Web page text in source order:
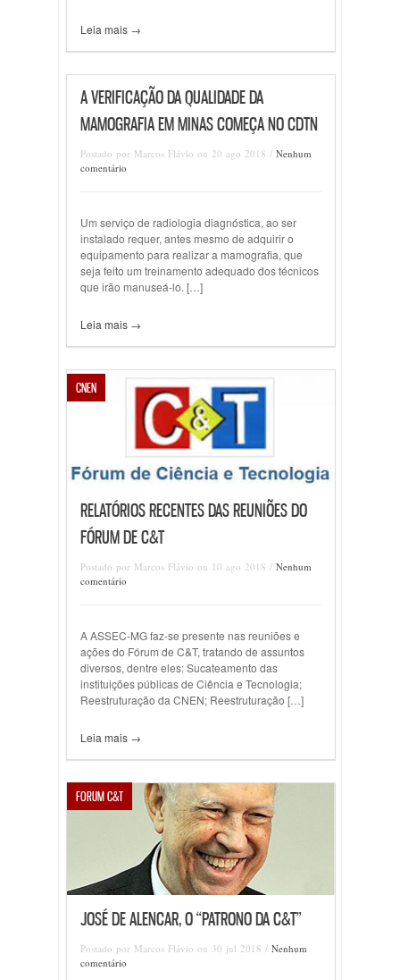
Leia mais →
A VERIFICAÇÃO DA QUALIDADE DA
MAMOGRAFIA EM MINAS COMEÇA NO CDTN
Postado por Marcos Flávio on 20 ago 2018 / Nenhum
comentário
Um serviço de radiologia diagnóstica, ao ser
instalado requer, antes mesmo de adquirir o
equipamento para realizar a mamografia, que
seja feito um treinamento adequado dos técnicos
que irão manuseá-lo. […]
Leia mais →
CNEN
RELATÓRIOS RECENTES DAS REUNIÕES DO
FÓRUM DE C&T
Postado por Marcos Flávio on 10 ago 2018 / Nenhum
comentário
A ASSEC-MG faz-se presente nas reuniões e
ações do Fórum de C&T, tratando de assuntos
diversos, dentre eles: Sucateamento das
instituições públicas de Ciência e Tecnologia;
Reestruturação da CNEN; Reestruturação […]
Leia mais →
FORUM C&T
JOSÉ DE ALENCAR, O “PATRONO DA C&T”
Postado por Marcos Flávio on 30 jul 2018 / Nenhum
comentário